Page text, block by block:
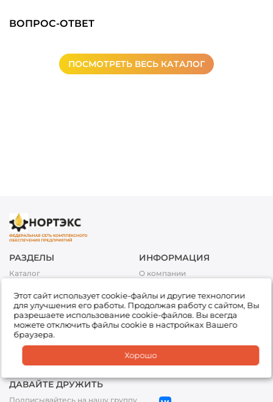
ВОПРОС-ОТВЕТ
ПОСМОТРЕТЬ ВЕСЬ КАТАЛОГ
РАЗДЕЛЫ
Каталог
Топливо
Сервис
Подбор товара
Доставка
Офисы
ИНФОРМАЦИЯ
О компании
Условия доставки и возврата
товара
Обработка персональных
данных
ДАВАЙТЕ ДРУЖИТЬ
Подписывайтесь на нашу группу
Этот сайт использует cookie-файлы и другие технологии
для улучшения его работы. Продолжая работу с сайтом, Вы
разрешаете использование cookie-файлов. Вы всегда
можете отключить файлы cookie в настройках Вашего
браузера.
Хорошо